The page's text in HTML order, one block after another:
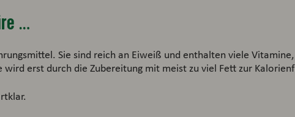
…
Sie sind reich an Eiweiß und enthalten viele
wird erst durch die Zubereitung mit meist zu viel Fett zur